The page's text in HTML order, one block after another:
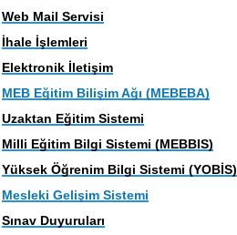
Web Mail Servisi
İhale İşlemleri
Elektronik İletişim
MEB Eğitim Bilişim Ağı (MEBEBA)
Uzaktan Eğitim Sistemi
Milli Eğitim Bilgi Sistemi (MEBBIS)
Yüksek Öğrenim Bilgi Sistemi (YOBİS)
Mesleki Gelişim Sistemi
Sınav Duyuruları